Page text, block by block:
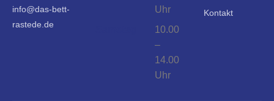
info@das-bett-
rastede.de
Uhr
10.00
–
14.00
Uhr
Kontakt